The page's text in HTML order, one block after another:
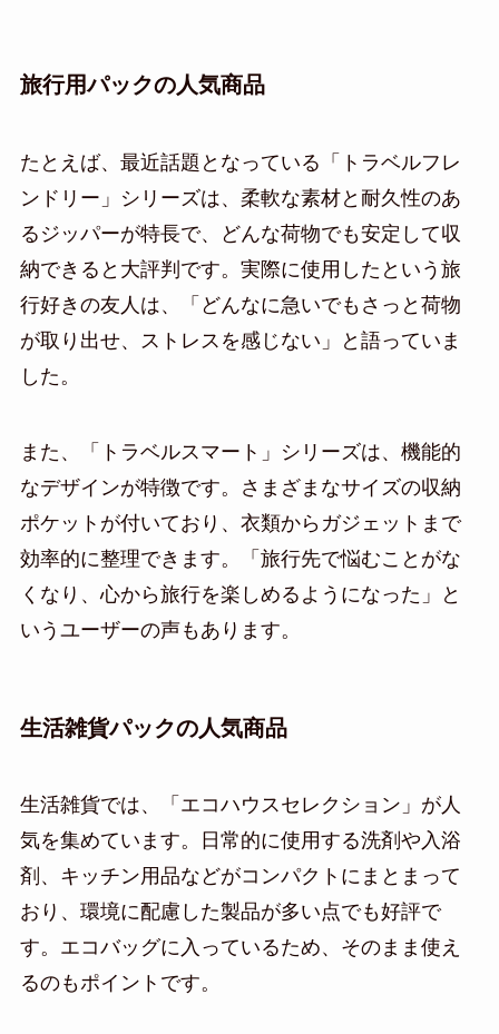
旅行用パックの人気商品
たとえば、最近話題となっている「トラベルフレ
ンドリー」シリーズは、柔軟な素材と耐久性のあ
るジッパーが特長で、どんな荷物でも安定して収
納できると大評判です。実際に使用したという旅
行好きの友人は、「どんなに急いでもさっと荷物
が取り出せ、ストレスを感じない」と語っていま
した。
また、「トラベルスマート」シリーズは、機能的
なデザインが特徴です。さまざまなサイズの収納
ポケットが付いており、衣類からガジェットまで
効率的に整理できます。「旅行先で悩むことがな
くなり、心から旅行を楽しめるようになった」と
いうユーザーの声もあります。
生活雑貨パックの人気商品
生活雑貨では、「エコハウスセレクション」が人
気を集めています。日常的に使用する洗剤や入浴
剤、キッチン用品などがコンパクトにまとまって
おり、環境に配慮した製品が多い点でも好評で
す。エコバッグに入っているため、そのまま使え
るのもポイントです。